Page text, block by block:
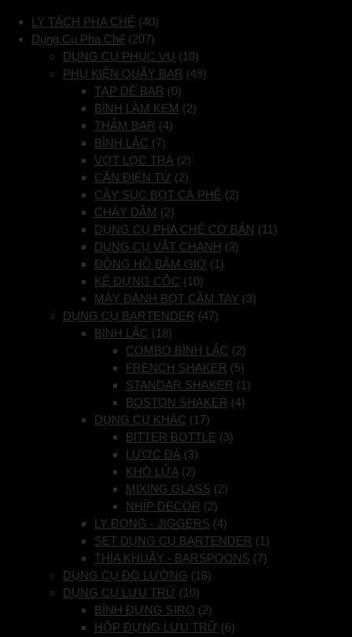
LY TÁCH PHA CHẾ (40)
Dụng Cụ Pha Chế (207)
DỤNG CỤ PHỤC VỤ (10)
PHỤ KIỆN QUẦY BAR (49)
TẠP DỀ BAR (0)
BÌNH LÀM KEM (2)
THẢM BAR (4)
BÌNH LẮC (7)
VỢT LỌC TRÀ (2)
CÂN ĐIỆN TỬ (2)
CÂY SỤC BỌT CÀ PHÊ (2)
CHÀY DẦM (2)
DỤNG CỤ PHA CHẾ CƠ BẢN (11)
DỤNG CỤ VẮT CHANH (3)
ĐỒNG HỒ BẤM GIỜ (1)
KỆ ĐỰNG CỐC (10)
MÁY ĐÁNH BỌT CẦM TAY (3)
DỤNG CỤ BARTENDER (47)
BÌNH LẮC (18)
COMBO BÌNH LẮC (2)
FRENCH SHAKER (5)
STANDAR SHAKER (1)
BOSTON SHAKER (4)
DỤNG CỤ KHÁC (17)
BITTER BOTTLE (3)
LƯỢC ĐÁ (3)
KHÒ LỬA (2)
MIXING GLASS (2)
NHÍP DECOR (2)
LY ĐONG - JIGGERS (4)
SET DỤNG CỤ BARTENDER (1)
THÌA KHUẤY - BARSPOONS (7)
DỤNG CỤ ĐO LƯỜNG (18)
DỤNG CỤ LƯU TRỮ (10)
BÌNH ĐỰNG SIRO (2)
HỘP ĐỰNG LƯU TRỮ (6)